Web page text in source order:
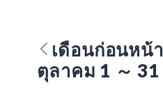
เดือนก่อนหน้า
ตุลาคม 1 ～ 31